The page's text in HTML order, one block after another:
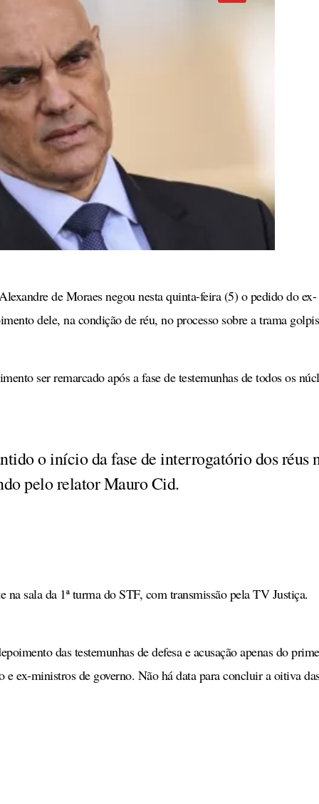
de Moraes negou nesta quinta-feira (5) o pedido do ex-
dele, na condição de réu, no processo sobre a trama
ser remarcado após a fase de testemunhas de todos os
o início da fase de interrogatório dos réus
pelo relator Mauro Cid.
na sala da 1ª turma do STF, com transmissão pela TV Justiça.
das testemunhas de defesa e acusação apenas do
e ex-ministros de governo. Não há data para concluir a oitiva